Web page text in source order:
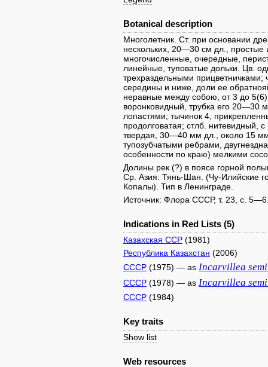
Botanical description
Многолетник. Ст. при основании
нескольких, 20—30 см дл., простые
многочисленные, очередные,
линейные, туповатые дольки. Цв.
трехраздельными прицветничками;
середины и ниже, доли ее
неравные между собою, от 3 до
воронковидный, трубка его 20—30
лопастями; тычинок 4,
продолговатая; стлб. нитевидный,
твердая, 30—40 мм дл., около 15
тупозубчатыми ребрами,
особенности по краю) мелкими
Долины рек (?) в поясе горной
Ср. Азия: Тянь-Шан. (Чу-Илийские
Копалы). Тип в Ленинграде.
Источник: Флора СССР, т. 23, с.
Indications in Red Lists (5)
Казахская ССР (1981)
Республика Казахстан (2006)
СССР (1975) — as Incarvillea
СССР (1978) — as Incarvillea
СССР (1984)
Key traits
Show list
Web resources